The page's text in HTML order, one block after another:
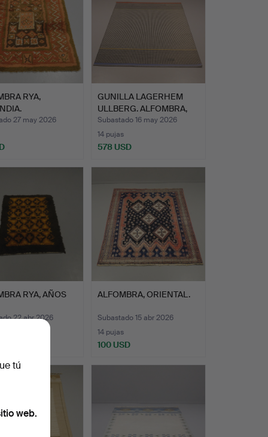
RYA,
27 may 2026
GUNILLA LAGERHEM
ULLBERG. ALFOMBRA,
"BROSC…
Subastado 16 may 2026
14 pujas
578 USD
RYA, AÑOS
22 abr 2026
ALFOMBRA, ORIENTAL.
Subastado 15 abr 2026
14 pujas
100 USD
tú
web.